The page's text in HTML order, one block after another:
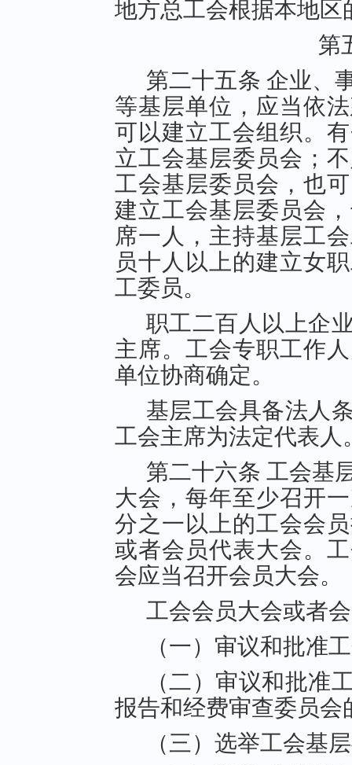
地方总工会根据本地区
第
第二十五条 企业、
等基层单位，应当依
可以建立工会组织。
立工会基层委员会；
工会基层委员会，也
建立工会基层委员会
席一人，主持基层工
员十人以上的建立女
工委员。
职工二百人以上企
主席。工会专职工作
单位协商确定。
基层工会具备法人
工会主席为法定代表人
第二十六条 工会基
大会，每年至少召开
分之一以上的工会会
或者会员代表大会。
会应当召开会员大会。
工会会员大会或者
（一）审议和批准
（二）审议和批准
报告和经费审查委员会
（三）选举工会基